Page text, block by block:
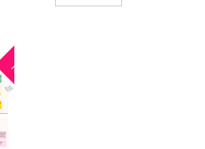
cho tín hữu, đồng thời
THG6